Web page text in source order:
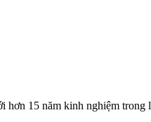
hơn 15 năm kinh nghiệm